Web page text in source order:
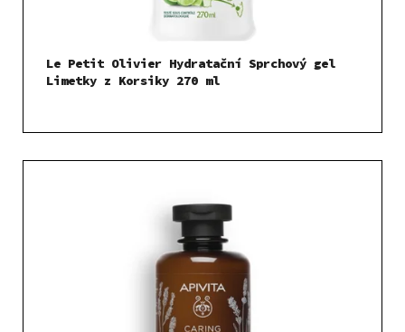
Le Petit Olivier Hydratační Sprchový gel
Limetky z Korsiky 270 ml